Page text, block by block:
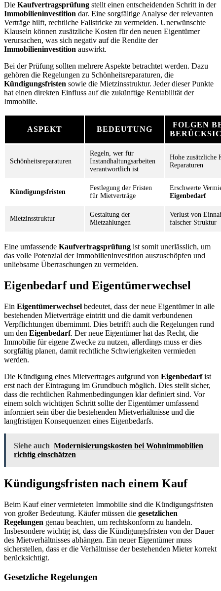
Die Kaufvertragsprüfung stellt einen entscheidenden Schritt in der
Immobilieninvestition dar. Eine sorgfältige Analyse der relevanten
Verträge hilft, rechtliche Fallstricke zu vermeiden. Unerwünschte
Klauseln können zusätzliche Kosten für den neuen Eigentümer
verursachen, was sich negativ auf die Rendite der
Immobilieninvestition auswirkt.
Bei der Prüfung sollten mehrere Aspekte betrachtet werden. Dazu
gehören die Regelungen zu Schönheitsreparaturen, die
Kündigungsfristen sowie die Mietzinsstruktur. Jeder dieser Punkte
hat einen direkten Einfluss auf die zukünftige Rentabilität der
Immobilie.
ASPEKT BEDEUTUNG
FOLGEN
Schönheitsreparaturen
Regeln, wer für
Instandhaltungsarbeiten
verantwortlich ist
Hohe zusätzliche
Reparaturen
Kündigungsfristen
Festlegung der Fristen
für Mietverträge
Erschwerte
Eigenbedarf
Mietzinsstruktur
Gestaltung der
Mietzahlungen
Verlust von
falscher Struktur
Eine umfassende Kaufvertragsprüfung ist somit unerlässlich, um
das volle Potenzial der Immobilieninvestition auszuschöpfen und
unliebsame Überraschungen zu vermeiden.
Eigenbedarf und Eigentümerwechsel
Ein Eigentümerwechsel bedeutet, dass der neue Eigentümer in alle
bestehenden Mietverträge eintritt und die damit verbundenen
Verpflichtungen übernimmt. Dies betrifft auch die Regelungen rund
um den Eigenbedarf. Der neue Eigentümer hat das Recht, die
Immobilie für eigene Zwecke zu nutzen, allerdings muss er dies
sorgfältig planen, damit rechtliche Schwierigkeiten vermieden
werden.
Die Kündigung eines Mietvertrages aufgrund von Eigenbedarfist
erst nach der Eintragung im Grundbuch möglich. Dies stellt sicher,
dass die rechtlichen Rahmenbedingungen klar definiert sind. Vor
einem solch wichtigen Schritt sollte der Eigentümer umfassend
informiert sein über die bestehenden Mietverhältnisse und die
langfristigen Konsequenzen eines Eigenbedarfs.
Siehe auch Modernisierungskosten bei Wohnimmobilien
richtig einschätzen
Kündigungsfristen nach einem Kauf
Beim Kauf einer vermieteten Immobilie sind die Kündigungsfristen
von großer Bedeutung. Käufer müssen die gesetzlichen
Regelungen genau beachten, um rechtskonform zu handeln.
Insbesondere wichtig ist, dass die Kündigungsfristen von der Dauer
des Mietverhältnisses abhängen. Ein neuer Eigentümer muss
sicherstellen, dass er die Verhältnisse der bestehenden Mieter korrekt
berücksichtigt.
Gesetzliche Regelungen